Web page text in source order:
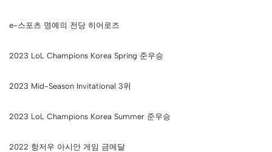
e-스포츠 명예의 전당 히어로즈
2023 LoL Champions Korea Spring 준우승
2023 Mid-Season Invitational 3위
2023 LoL Champions Korea Summer 준우승
2022 항저우 아시안 게임 금메달